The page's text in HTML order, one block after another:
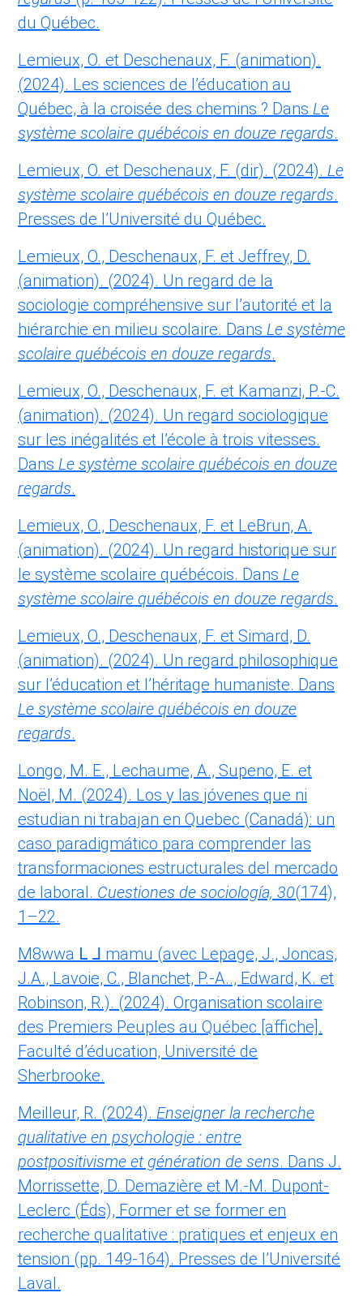
du Québec.
Lemieux, O. et Deschenaux, F. (animation).
(2024). Les sciences de l’éducation au
Québec, à la croisée des chemins ? Dans Le
système scolaire québécois en douze regards.
Lemieux, O. et Deschenaux, F. (dir). (2024). Le
système scolaire québécois en douze regards.
Presses de l’Université du Québec.
Lemieux, O., Deschenaux, F. et Jeffrey, D.
(animation). (2024). Un regard de la
sociologie compréhensive sur l’autorité et la
hiérarchie en milieu scolaire. Dans Le système
scolaire québécois en douze regards.
Lemieux, O., Deschenaux, F. et Kamanzi, P.-C.
(animation). (2024). Un regard sociologique
sur les inégalités et l’école à trois vitesses.
Dans Le système scolaire québécois en douze
regards.
Lemieux, O., Deschenaux, F. et LeBrun, A.
(animation). (2024). Un regard historique sur
le système scolaire québécois. Dans Le
système scolaire québécois en douze regards.
Lemieux, O., Deschenaux, F. et Simard, D.
(animation). (2024). Un regard philosophique
sur l’éducation et l’héritage humaniste. Dans
Le système scolaire québécois en douze
regards.
Longo, M. E., Lechaume, A., Supeno, E. et
Noël, M. (2024). Los y las jóvenes que ni
estudian ni trabajan en Quebec (Canadá): un
caso paradigmático para comprender las
transformaciones estructurales del mercado
de laboral. Cuestiones de sociología, 30(174),
1–22.
M8wwa ᒪ ᒧ mamu (avec Lepage, J., Joncas,
J.A., Lavoie, C., Blanchet, P.-A.., Edward, K. et
Robinson, R.). (2024). Organisation scolaire
des Premiers Peuples au Québec [affiche].
Faculté d’éducation, Université de
Sherbrooke.
Meilleur, R. (2024). Enseigner la recherche
qualitative en psychologie : entre
postpositivisme et génération de sens. Dans J.
Morrissette, D. Demazière et M.-M. Dupont-
Leclerc (Éds), Former et se former en
recherche qualitative : pratiques et enjeux en
tension (pp. 149-164). Presses de l’Université
Laval.